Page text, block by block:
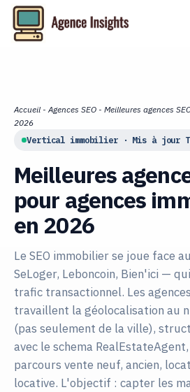
Aller
au
contenu
Accueil - Agences SEO - Meilleures agences
2026
Vertical immobilier · Mis à jour
Meilleures
pour agences
en 2026
Le SEO immobilier se joue face
SeLoger, Leboncoin, Bien'ici —
trafic transactionnel. Les
travaillent la géolocalisation au
(pas seulement de la ville),
avec le schema
parcours vente neuf, ancien,
locative. L'objectif : capter les